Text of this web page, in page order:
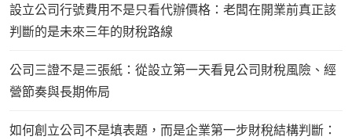
設立公司行號費用不是只看代辦價格：老闆在開業前真正該
判斷的是未來三年的財稅路線
公司三證不是三張紙：從設立第一天看見公司財稅風險、經
營節奏與長期佈局
如何創立公司不是填表題，而是企業第一步財稅結構判斷：